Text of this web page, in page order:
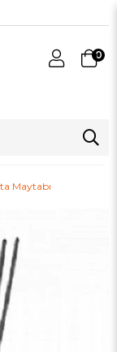
0
Maytabı